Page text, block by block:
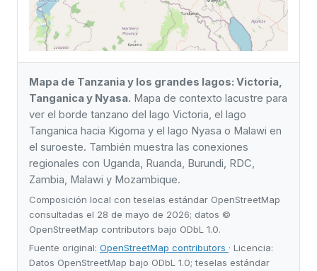
Mapa de Tanzania y los grandes lagos: Victoria,
Tanganica y Nyasa. Mapa de contexto lacustre para
ver el borde tanzano del lago Victoria, el lago
Tanganica hacia Kigoma y el lago Nyasa o Malawi en
el suroeste. También muestra las conexiones
regionales con Uganda, Ruanda, Burundi, RDC,
Zambia, Malawi y Mozambique.
Composición local con teselas estándar OpenStreetMap
consultadas el 28 de mayo de 2026; datos ©
OpenStreetMap contributors bajo ODbL 1.0.
Fuente original: OpenStreetMap contributors · Licencia:
Datos OpenStreetMap bajo ODbL 1.0; teselas estándar